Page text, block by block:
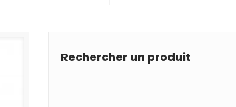
Rechercher un produit